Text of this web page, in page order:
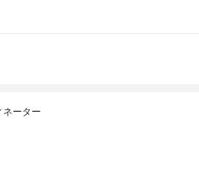
ネーター